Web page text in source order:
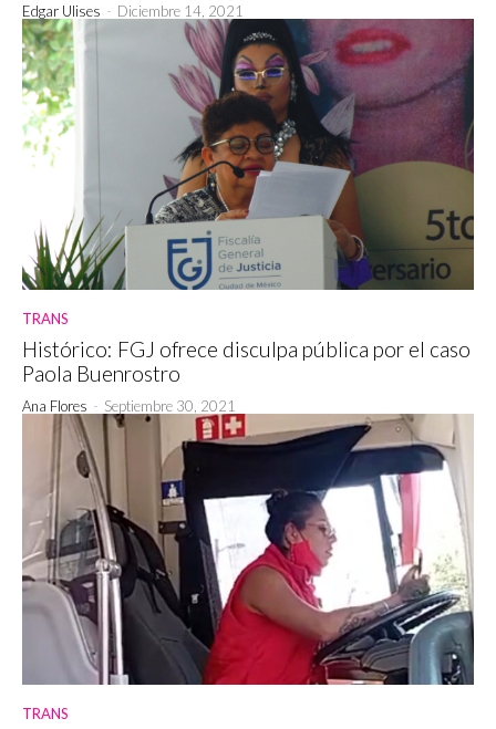
Edgar Ulises - Diciembre 14, 2021
TRANS
Histórico: FGJ ofrece disculpa pública por el caso
Paola Buenrostro
Ana Flores - Septiembre 30, 2021
TRANS